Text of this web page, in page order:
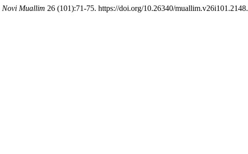
Novi Muallim 26 (101):71-75. https://doi.org/10.26340/muallim.v26i101.2148.